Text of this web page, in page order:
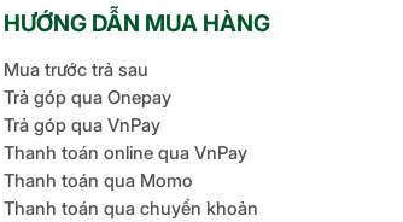
HƯỚNG DẪN MUA HÀNG
Mua trước trả sau
Trả góp qua Onepay
Trả góp qua VnPay
Thanh toán online qua VnPay
Thanh toán qua Momo
Thanh toán qua chuyển khoản